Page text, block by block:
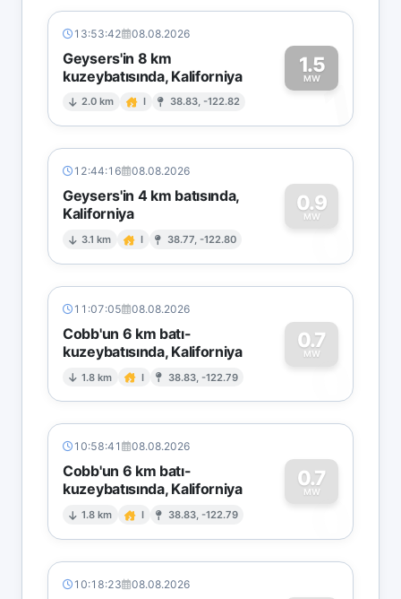
13:53:42 08.08.2026
Geysers'in 8 km
kuzeybatısında, Kaliforniya
2.0 km I 38.83, -122.82
1.5
MW1
12:44:16 08.08.2026
Geysers'in 4 km batısında,
Kaliforniya
3.1 km I 38.77, -122.80
0.9
MW
0
11:07:05 08.08.2026
Cobb'un 6 km batı-
kuzeybatısında, Kaliforniya
1.8 km I 38.83, -122.79
0.7
MW
0
10:58:41 08.08.2026
Cobb'un 6 km batı-
kuzeybatısında, Kaliforniya
1.8 km I 38.83, -122.79
0.7
MW
0
10:18:23 08.08.2026